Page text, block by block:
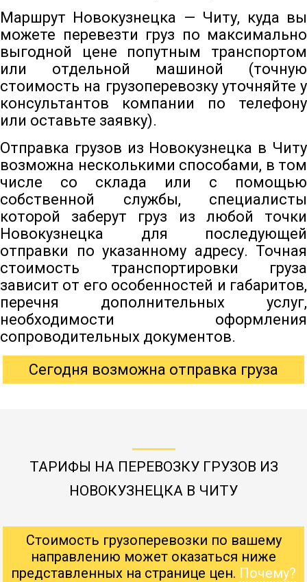
Маршрут Новокузнецка — Читу, куда вы
можете перевезти груз по максимально
выгодной цене попутным транспортом
или отдельной машиной (точную
стоимость на грузоперевозку уточняйте у
консультантов компании по телефону
или оставьте заявку).
Отправка грузов из Новокузнецка в Читу
возможна несколькими способами, в том
числе со склада или с помощью
собственной службы, специалисты
которой заберут груз из любой точки
Новокузнецка для последующей
отправки по указанному адресу. Точная
стоимость транспортировки груза
зависит от его особенностей и габаритов,
перечня дополнительных услуг,
необходимости оформления
сопроводительных документов.
Сегодня возможна отправка груза
ТАРИФЫ НА ПЕРЕВОЗКУ ГРУЗОВ ИЗ
НОВОКУЗНЕЦКА В ЧИТУ
Стоимость грузоперевозки по вашему
направлению может оказаться ниже
представленных на странице цен. Почему?